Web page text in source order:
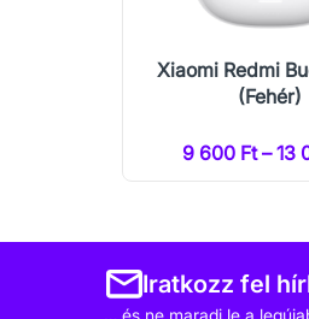
Xiaomi Redmi
(Fehér)
9 600 Ft – 13
Iratkozz fel